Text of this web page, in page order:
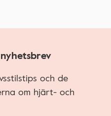
och de
om hjärt- och